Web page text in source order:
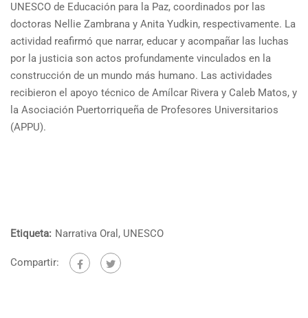
UNESCO de Educación para la Paz, coordinados por las
doctoras Nellie Zambrana y Anita Yudkin, respectivamente. La
actividad reafirmó que narrar, educar y acompañar las luchas
por la justicia son actos profundamente vinculados en la
construcción de un mundo más humano. Las actividades
recibieron el apoyo técnico de Amílcar Rivera y Caleb Matos, y
la Asociación Puertorriqueña de Profesores Universitarios
(APPU).
Etiqueta: Narrativa Oral , UNESCO
Compartir: